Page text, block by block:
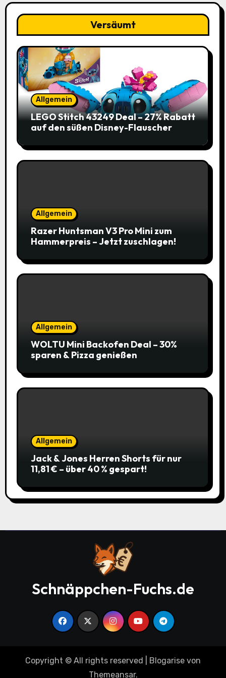
Versäumt
Allgemein
LEGO Stitch 43249 Deal – 27% Rabatt
auf den süßen Disney-Flauscher
Allgemein
Razer Huntsman V3 Pro Mini zum
Hammerpreis – Jetzt zuschlagen!
Allgemein
WOLTU Mini Backofen Deal – 30%
sparen & Pizza genießen
Allgemein
Jack & Jones Herren Shorts für nur
11,81 € – über 40 % gespart!
Schnäppchen-Fuchs.de
Copyright © All rights reserved Blogarise von
Themeansar.